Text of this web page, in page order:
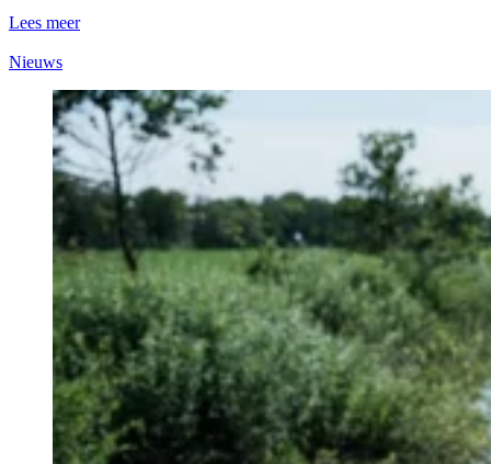
Lees meer
Nieuws